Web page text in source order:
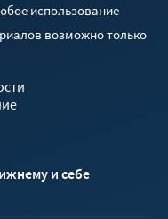
использование
возможно только
и себе